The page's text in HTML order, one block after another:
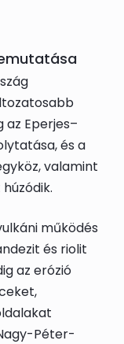
az Eperjes–
és a
valamint
működés
és riolit
az erózió
Péter-